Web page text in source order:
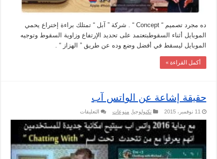
ده مجرد تصميم “ Concept “ . شركة ” آبل “ تمتلك براءة إختراع يحمي
الموبايل أثناء السقوطبتعتمد على تحديد الإرتفاع وزاوية السقوط وتوجيه
الموبايل ليسقط في أفضل وضع وده عن طريق ” الهزاز “ .
أكمل القراءة »
حقيقة إشاعة عن الواتس آب
11 نوفمبر، 2015 تكنولوجيا, منوعات التعليقات
إشاعة
عن
الواتس
آب
مغلقة